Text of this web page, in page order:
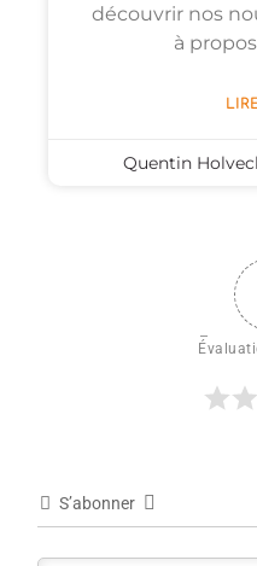
découvrir nos
à
Quentin
S’abonner